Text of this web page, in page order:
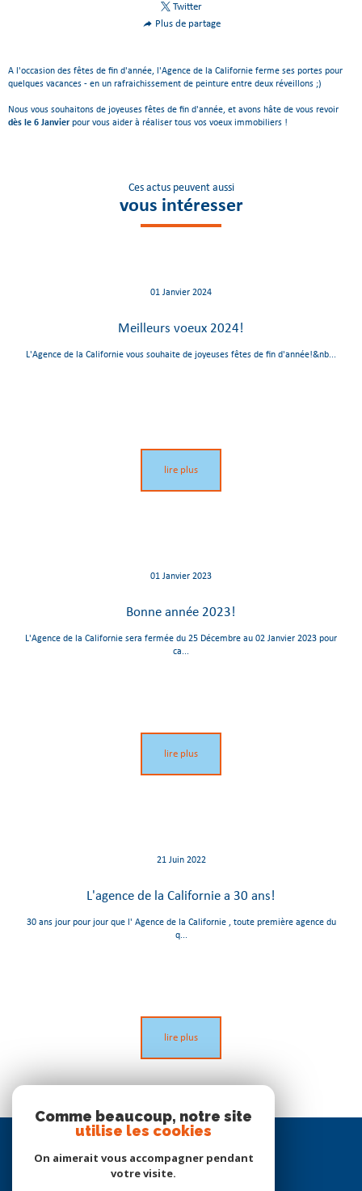
Twitter
Plus de partage
A l'occasion des fêtes de fin d'année, l'Agence de la Californie ferme ses portes pour
quelques vacances - en un rafraichissement de peinture entre deux réveillons ;)
Nous vous souhaitons de joyeuses fêtes de fin d'année, et avons hâte de vous revoir
dès le 6 Janvier pour vous aider à réaliser tous vos voeux immobiliers !
Ces actus peuvent aussi
vous intéresser
01 Janvier 2024
Meilleurs voeux 2024!
L'Agence de la Californie vous souhaite de joyeuses fêtes de fin d'année!&nb...
lire plus
01 Janvier 2023
Bonne année 2023!
L'Agence de la Californie sera fermée du 25 Décembre au 02 Janvier 2023 pour
ca...
lire plus
21 Juin 2022
L'agence de la Californie a 30 ans!
30 ans jour pour jour que l' Agence de la Californie , toute première agence du
q...
lire plus
Se
connecter
Comme beaucoup, notre site
utilise les cookies
On aimerait vous accompagner pendant
votre visite.